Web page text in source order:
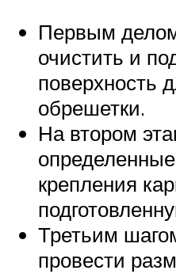
Первым
очистить и
поверхность
обрешетки.
На втором
крепления
Третьим
провести